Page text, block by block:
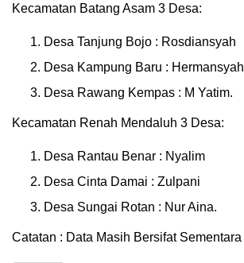
Kecamatan Batang Asam 3 Desa:
Desa Tanjung Bojo : Rosdiansyah
Desa Kampung Baru : Hermansyah
Desa Rawang Kempas : M Yatim.
Kecamatan Renah Mendaluh 3 Desa:
Desa Rantau Benar : Nyalim
Desa Cinta Damai : Zulpani
Desa Sungai Rotan : Nur Aina.
Catatan : Data Masih Bersifat Sementara